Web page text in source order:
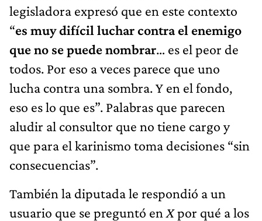
legisladora expresó que en este contexto
“es muy difícil luchar contra el enemigo
que no se puede nombrar… es el peor de
todos. Por eso a veces parece que uno
lucha contra una sombra. Y en el fondo,
eso es lo que es”. Palabras que parecen
aludir al consultor que no tiene cargo y
que para el karinismo toma decisiones “sin
consecuencias”.
También la diputada le respondió a un
usuario que se preguntó en Xpor qué a los